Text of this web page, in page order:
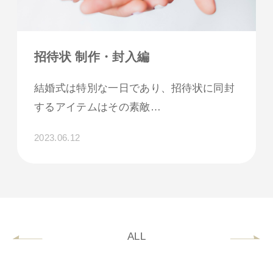
招待状 制作・封入編
結婚式は特別な一日であり、招待状に同封
するアイテムはその素敵…
2023.06.12
ALL